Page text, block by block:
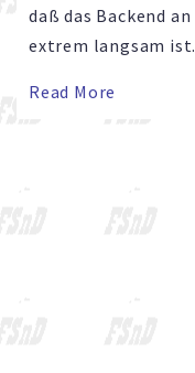
daß das Backend
extrem langsam
daß wir nichts
Read More